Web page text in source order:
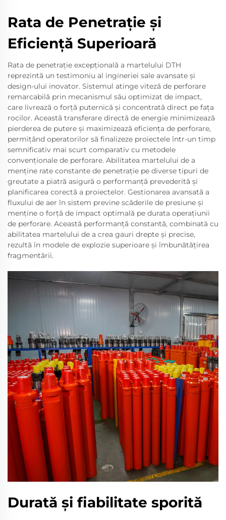
Rata de Penetrație și
Eficiență Superioară
Rata de penetrație excepțională a martelului DTH
reprezintă un testimoniu al ingineriei sale avansate și
design-ului inovator. Sistemul atinge viteză de perforare
remarcabilă prin mecanismul său optimizat de impact,
care livrează o forță puternică și concentrată direct pe fața
rocilor. Această transferare directă de energie minimizează
pierderea de putere și maximizează eficiența de perforare,
permițând operatorilor să finalizeze proiectele într-un timp
semnificativ mai scurt comparativ cu metodele
convenționale de perforare. Abilitatea martelului de a
menține rate constante de penetrație pe diverse tipuri de
greutate a piatră asigură o performanță prevederită și
planificarea corectă a proiectelor. Gestionarea avansată a
fluxului de aer în sistem previne scăderile de presiune și
menține o forță de impact optimală pe durata operațiunii
de perforare. Această performanță constantă, combinată cu
abilitatea martelului de a crea gauri drepte și precise,
rezultă în modele de explozie superioare și îmbunătățirea
fragmentării.
Durată şi fiabilitate sporită